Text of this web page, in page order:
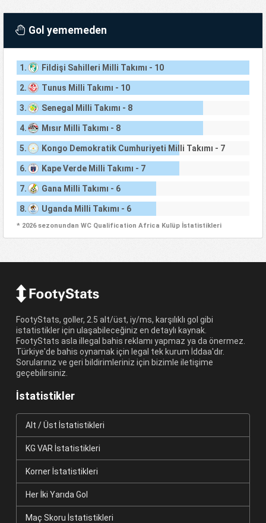
Gol yememeden
1. Fildişi Sahilleri Milli Takımı - 10
2. Tunus Milli Takımı - 10
3. Senegal Milli Takımı - 8
4. Mısır Milli Takımı - 8
5. Kongo Demokratik Cumhuriyeti Milli Takımı - 7
6. Kape Verde Milli Takımı - 7
7. Gana Milli Takımı - 6
8. Uganda Milli Takımı - 6
* 2026 sezonundan WC Qualification Africa Kulüp İstatistikleri
FootyStats, goller, 2.5 alt/üst, iy/ms, karşılıklı gol gibi
istatistikler için ulaşabileceğiniz en detaylı kaynak.
FootyStats asla illegal bahis reklamı yapmaz ya da önermez.
Türkiye'de bahis oynamak için legal tek kurum İddaa'dır.
Sorularınız ve geri bildirimleriniz için bizimle iletişime
geçebilirsiniz.
İstatistikler
Alt / Üst İstatistikleri
KG VAR İstatistikleri
Korner İstatistikleri
Her İki Yarıda Gol
Maç Skoru İstatistikleri